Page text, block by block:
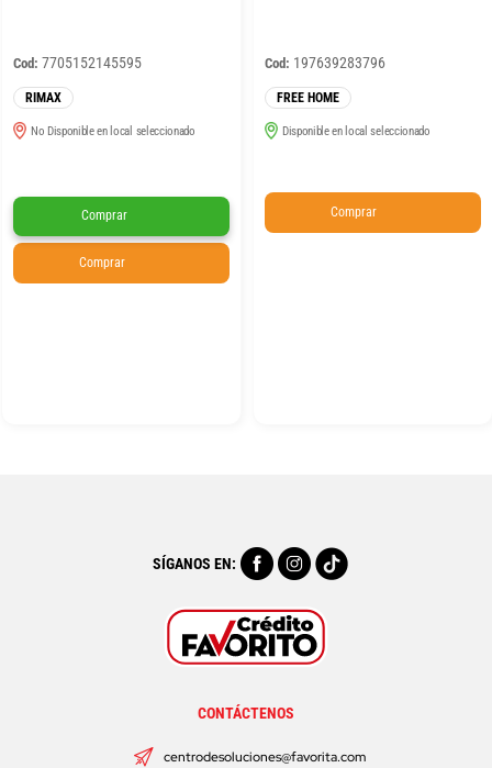
Cod: 7705152145595
RIMAX
No Disponible en local seleccionado
Comprar
Comprar
Cod: 197639283796
FREE HOME
Disponible en local seleccionado
Comprar
SÍGANOS EN:
CONTÁCTENOS
centrodesoluciones@favorita.com